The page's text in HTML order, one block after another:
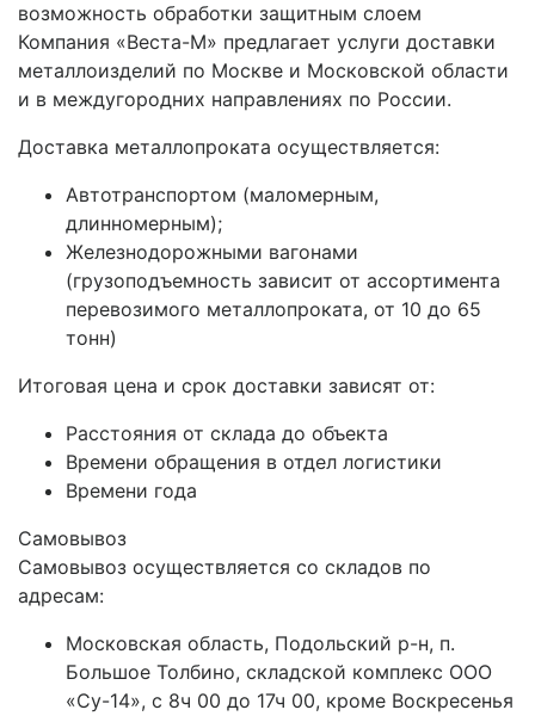
возможность обработки защитным слоем
Компания «Веста-М» предлагает услуги доставки
металлоизделий по Москве и Московской области
и в междугородних направлениях по России.
Доставка металлопроката осуществляется:
Автотранспортом (маломерным,
длинномерным);
Железнодорожными вагонами
(грузоподъемность зависит от ассортимента
перевозимого металлопроката, от 10 до 65
тонн)
Итоговая цена и срок доставки зависят от:
Расстояния от склада до объекта
Времени обращения в отдел логистики
Времени года
Самовывоз
Самовывоз осуществляется со складов по
адресам:
Московская область, Подольский р-н, п.
Большое Толбино, складской комплекс ООО
«Су-14», с 8ч 00 до 17ч 00, кроме Воскресенья